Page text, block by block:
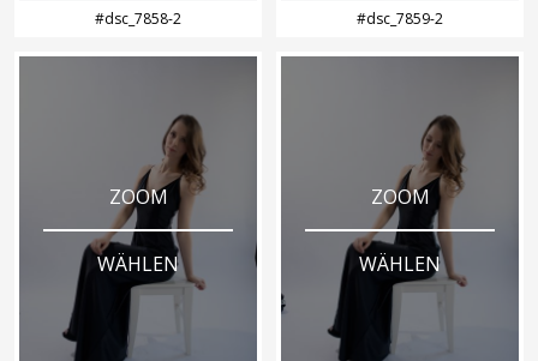
#dsc_7858-2 #dsc_7859-2
ZOOM
WÄHLEN
ZOOM
WÄHLEN